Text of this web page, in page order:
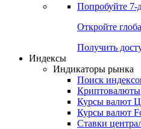
Попробуйте 7-
Откройте
Получить
Индексы
Индикаторы рынка
Поиск
Криптовалюты
Курсы валют
Курсы валют
Ставки